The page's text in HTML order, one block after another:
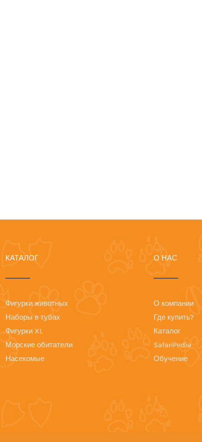
КАТАЛОГ
Фигурки животных
Наборы в тубах
Фигурки XL
Морские обитатели
Насекомые
О НАС
О компании
Где купить?
Каталог
SafariPedia
Обучение